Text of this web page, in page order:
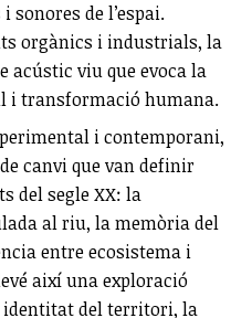
sonores de l’espai.
orgànics i industrials, la
acústic viu que evoca la
i transformació humana.
i contemporani,
canvi que van definir
del segle XX: la
al riu, la memòria del
entre ecosistema i
així una exploració
identitat del territori, la